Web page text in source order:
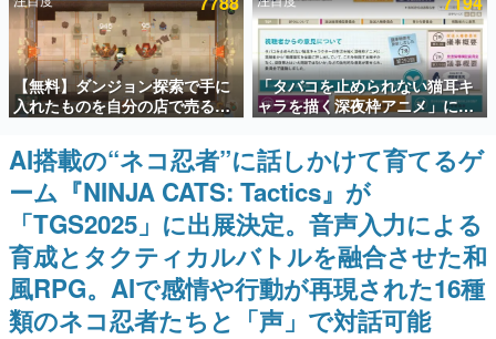
この物語を解いてはいけない。『赫本』は、〈試験問題〉
の形をした短編ホラー小説集です。
新世代に訊く
これからのデジタルゲーム市場を担う若きクリエイター達
の姿を追い、彼らのルーツと情熱を探っていきます。
ゲーム世代の作家たち
ゲームに多大な影響を受けた作家さんに取材し、ゲームが
日本のコンテンツ産業やカルチャーに与えた影響を探る企
画です。
日本モバイルゲーム産業史
日本のモバイルゲーム史における主要なトピック・タイト
ルを網羅するほか、開発者へのインタビューや識者による
解説を掲載。約20年の歴史が一望できる決定版！
にトラブルへ対応する社員たち
を描く
ムも搭載
【無料】ダンジョン探索で手に
入れたものを自分の店で売るゲ
ーム『Moonlighter』がSteam
にて無料配布中！続編
『Moonlighter 2』の9月2日正
式リリースを記念したキャンペ
ーン
「タバコを止められない猫耳キ
ャラを描く深夜枠アニメ」に視
聴者の一部から批判意見。違法
薬物の使用と思わしき描写も含
めて、BPOが議論を交わす
AI搭載の“ネコ忍者”に話しかけて育てるゲ
ーム『NINJA CATS: Tactics』が
「TGS2025」に出展決定。音声入力による
育成とタクティカルバトルを融合させた和
風RPG。AIで感情や行動が再現された16種
類のネコ忍者たちと「声」で対話可能